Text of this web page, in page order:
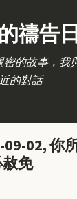
禱告
密的故事，我
的對話
09-02, 你
免